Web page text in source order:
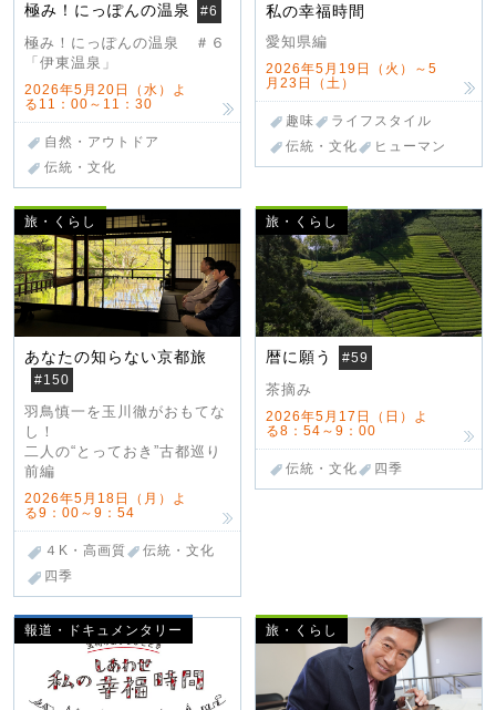
極み！にっぽんの温泉 #6
極み！にっぽんの温泉 ＃６
「伊東温泉」
2026年5月20日（水）よ
る11：00～11：30
自然・アウトドア
伝統・文化
私の幸福時間
愛知県編
2026年5月19日（火）～5
月23日（土）
趣味
ライフスタイル
伝統・文化
ヒューマン
旅・くらし
あなたの知らない京都旅
#150
羽鳥慎一を玉川徹がおもてな
し！
二人の“とっておき”古都巡り
前編
2026年5月18日（月）よ
る9：00～9：54
４K・高画質
伝統・文化
四季
旅・くらし
暦に願う #59
茶摘み
2026年5月17日（日）よ
る8：54～9：00
伝統・文化 四季
報道・ドキュメンタリー 旅・くらし